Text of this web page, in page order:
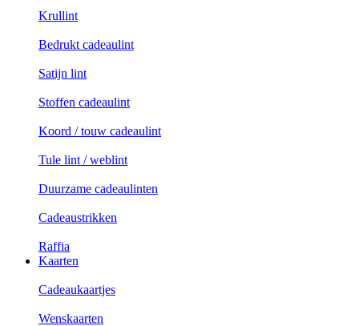
Krullint
Bedrukt cadeaulint
Satijn lint
Stoffen cadeaulint
Koord / touw cadeaulint
Tule lint / weblint
Duurzame cadeaulinten
Cadeaustrikken
Raffia
Kaarten
Cadeaukaartjes
Wenskaarten